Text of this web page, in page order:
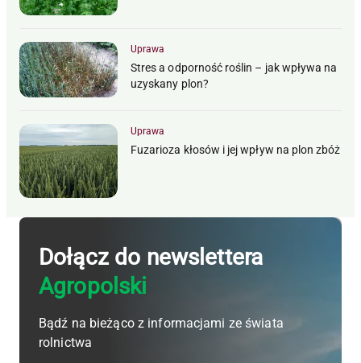
Uprawa
Stres a odporność roślin – jak wpływa na
uzyskany plon?
Uprawa
Fuzarioza kłosów i jej wpływ na plon zbóż
Dołącz do newslettera
Agropolski
Bądź na bieżąco z informacjami ze świata
rolnictwa